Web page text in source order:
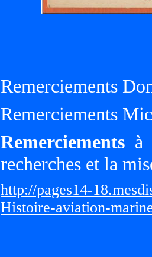
Remerciements
Remerciements
Remerciements à
recherches et la
http://pages14-
Histoire-aviation-